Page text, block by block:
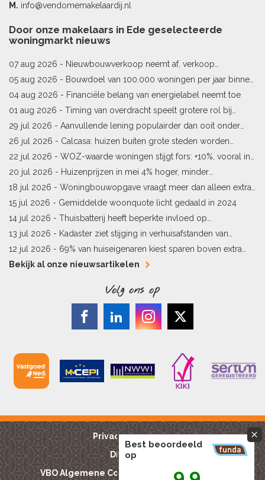
M. info@vendomemakelaardij.nl
Door onze makelaars in Ede geselecteerde
woningmarkt nieuws
07 aug 2026 - Nieuwbouwverkoop neemt af, verkoop
bestaande woningen stijgt
05 aug 2026 - Bouwdoel van 100.000 woningen per jaar binnen
bereik
04 aug 2026 - Financiële belang van energielabel neemt toe
01 aug 2026 - Timing van overdracht speelt grotere rol bij
woningprijs
29 jul 2026 - Aanvullende lening populairder dan ooit onder
starters
26 jul 2026 - Calcasa: huizen buiten grote steden worden
sneller meer waard
22 jul 2026 - WOZ-waarde woningen stijgt fors: +10%, vooral in
Limburg en Pekela
20 jul 2026 - Huizenprijzen in mei 4% hoger, minder
woningverkopen
18 jul 2026 - Woningbouwopgave vraagt meer dan alleen extra
vergunningen
15 jul 2026 - Gemiddelde woonquote licht gedaald in 2024
14 jul 2026 - Thuisbatterij heeft beperkte invloed op
energielabel
13 jul 2026 - Kadaster ziet stijging in verhuisafstanden van
kopers
12 jul 2026 - 69% van huiseigenaren kiest sparen boven extra
hypotheekaflossing
Bekijk al onze nieuwsartikelen
Volg ons op
Privacy reglement
Disclaimer
VBO Algemene Consumentenvoorwaarden
Best beoordeeld
op
9,9